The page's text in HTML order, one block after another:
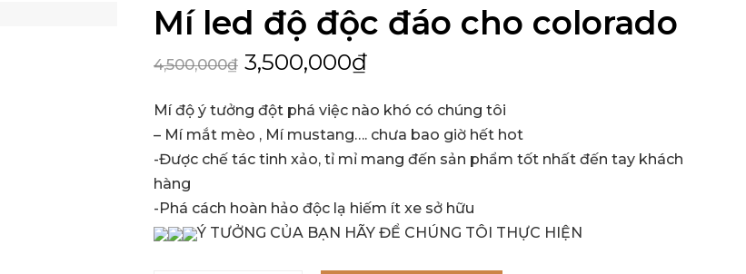
Mí led độ độc đáo cho colorado
4,500,000₫ 3,500,000₫
Mí độ ý tưởng đột phá việc nào khó có chúng tôi
– Mí mắt mèo , Mí mustang…. chưa bao giờ hết hot
-Được chế tác tinh xảo, tỉ mỉ mang đến sản phẩm tốt nhất đến tay khách
hàng
-Phá cách hoàn hảo độc lạ hiếm ít xe sở hữu
Ý TƯỞNG CỦA BẠN HÃY ĐỂ CHÚNG TÔI THỰC HIỆN